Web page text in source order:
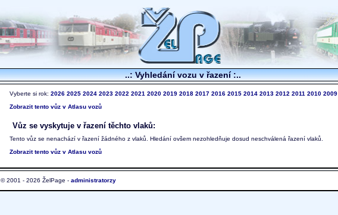
..: Vyhledání vozu v řazení :..
Vyberte si rok: 2026 2025 2024 2023 2022 2021 2020 2019 2018 2017 2016 2015 2014 2013 2012 2011 2010 2009
Zobrazit tento vůz v Atlasu vozů
Vůz se vyskytuje v řazení těchto vlaků:
Tento vůz se nenachází v řazení žádného z vlaků. Hledání ovšem nezohledňuje dosud neschválená řazení vlaků.
Zobrazit tento vůz v Atlasu vozů
© 2001 - 2026 ŽelPage - administratorzy